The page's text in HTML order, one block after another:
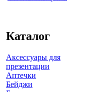
Каталог
Аксессуары для
презентации
Аптечки
Бейджи